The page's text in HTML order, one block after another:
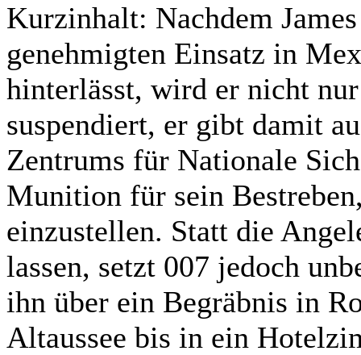
Kurzinhalt: Nachdem
genehmigten Einsatz in
hinterlässt, wird er nicht
suspendiert, er gibt damit
Zentrums für Nationale
Munition für sein
einzustellen. Statt die
lassen, setzt 007 jedoch
ihn über ein Begräbnis in
Altaussee bis in ein